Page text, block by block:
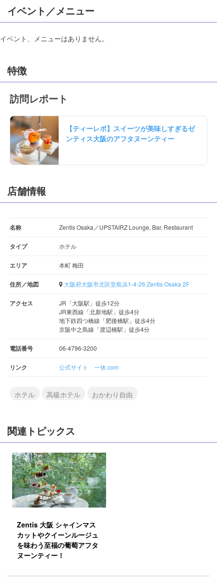
イベント／メニュー
イベント、メニューはありません。
特徴
訪問レポート
【ティーレポ】スイーツが美味しすぎるゼ
ンティス大阪のアフタヌーンティー
店舗情報
名称 Zentis Osaka／UPSTAIRZ Lounge, Bar, Restaurant
タイプ ホテル
エリア 本町 梅田
住所／地図 大阪府大阪市北区堂島浜1-4-26 Zentis Osaka 2F
アクセス
JR「大阪駅」徒歩12分
JR東西線「北新地駅」徒歩4分
地下鉄四つ橋線「肥後橋駅」徒歩4分
京阪中之島線「渡辺橋駅」徒歩4分
電話番号 06-4796-3200
リンク 公式サイト 一休.com
ホテル 高級ホテル おかわり自由
関連トピックス
Zentis 大阪 シャインマス
カットやクイーンルージュ
を味わう至福の葡萄アフタ
ヌーンティー！